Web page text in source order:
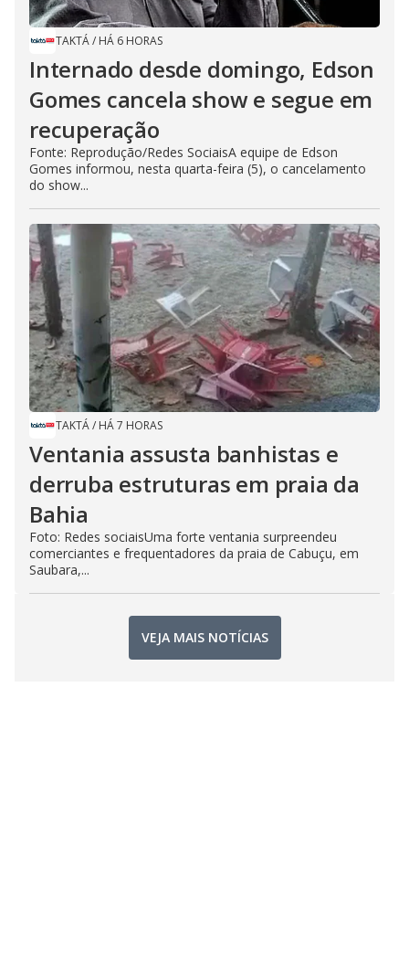
TAKTÁ/ HÁ 6 HORAS
Internado desde domingo, Edson
Gomes cancela show e segue em
recuperação
Fonte: Reprodução/Redes SociaisA equipe de Edson
Gomes informou, nesta quarta-feira (5), o cancelamento
do show...
TAKTÁ/ HÁ 7 HORAS
Ventania assusta banhistas e
derruba estruturas em praia da
Bahia
Foto: Redes sociaisUma forte ventania surpreendeu
comerciantes e frequentadores da praia de Cabuçu, em
Saubara,...
VEJA MAIS NOTÍCIAS